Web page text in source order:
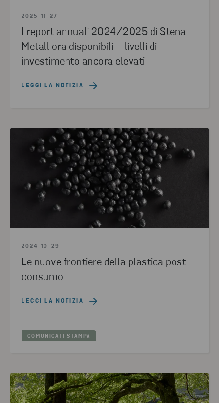
2025-11-27
I report annuali 2024/2025 di Stena
Metall ora disponibili – livelli di
investimento ancora elevati
LEGGI LA NOTIZIA
2024-10-29
Le nuove frontiere della plastica post-
consumo
LEGGI LA NOTIZIA
COMUNICATI STAMPA